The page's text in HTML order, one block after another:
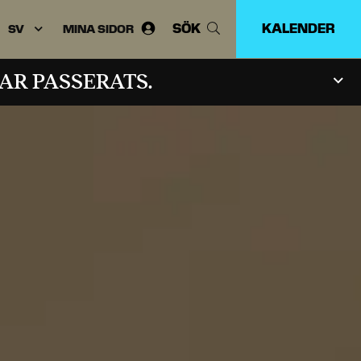
Välj
MINA SIDOR SÖK KALENDER
PASSERATS.